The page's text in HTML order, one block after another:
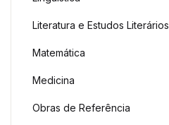
Literatura e Estudos Literários
Matemática
Medicina
Obras de Referência